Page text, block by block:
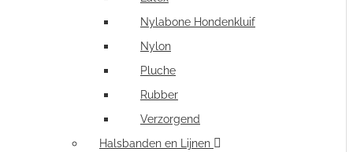
Nylabone Hondenkluif
Nylon
Pluche
Rubber
Verzorgend
Halsbanden en Lijnen